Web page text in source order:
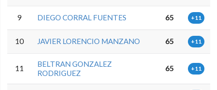
9 DIEGO CORRAL FUENTES 65 +11
10 JAVIER LORENCIO MANZANO 65 +11
11
BELTRAN GONZALEZ
RODRIGUEZ
65 +11